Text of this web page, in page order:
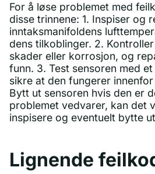
For å løse problemet med
disse trinnene: 1. Inspiser og
inntaksmanifoldens
dens tilkoblinger. 2.
skader eller korrosjon, og
funn. 3. Test sensoren med
sikre at den fungerer
Bytt ut sensoren hvis den er
problemet vedvarer, kan det
inspisere og eventuelt bytte
Lignende